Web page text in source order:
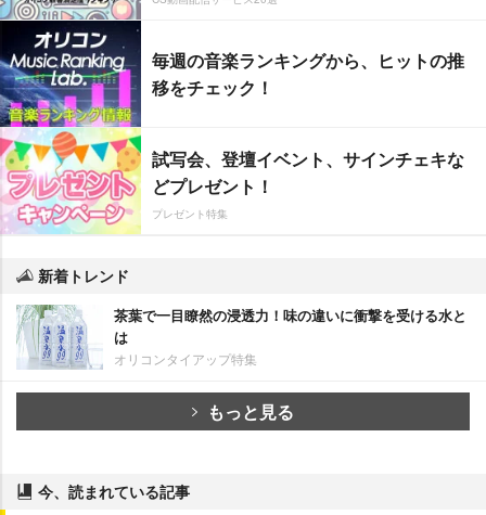
毎週の音楽ランキングから、ヒットの推
移をチェック！
試写会、登壇イベント、サインチェキな
どプレゼント！
プレゼント特集
新着トレンド
茶葉で一目瞭然の浸透力！味の違いに衝撃を受ける水と
は
オリコンタイアップ特集
もっと見る
今、読まれている記事